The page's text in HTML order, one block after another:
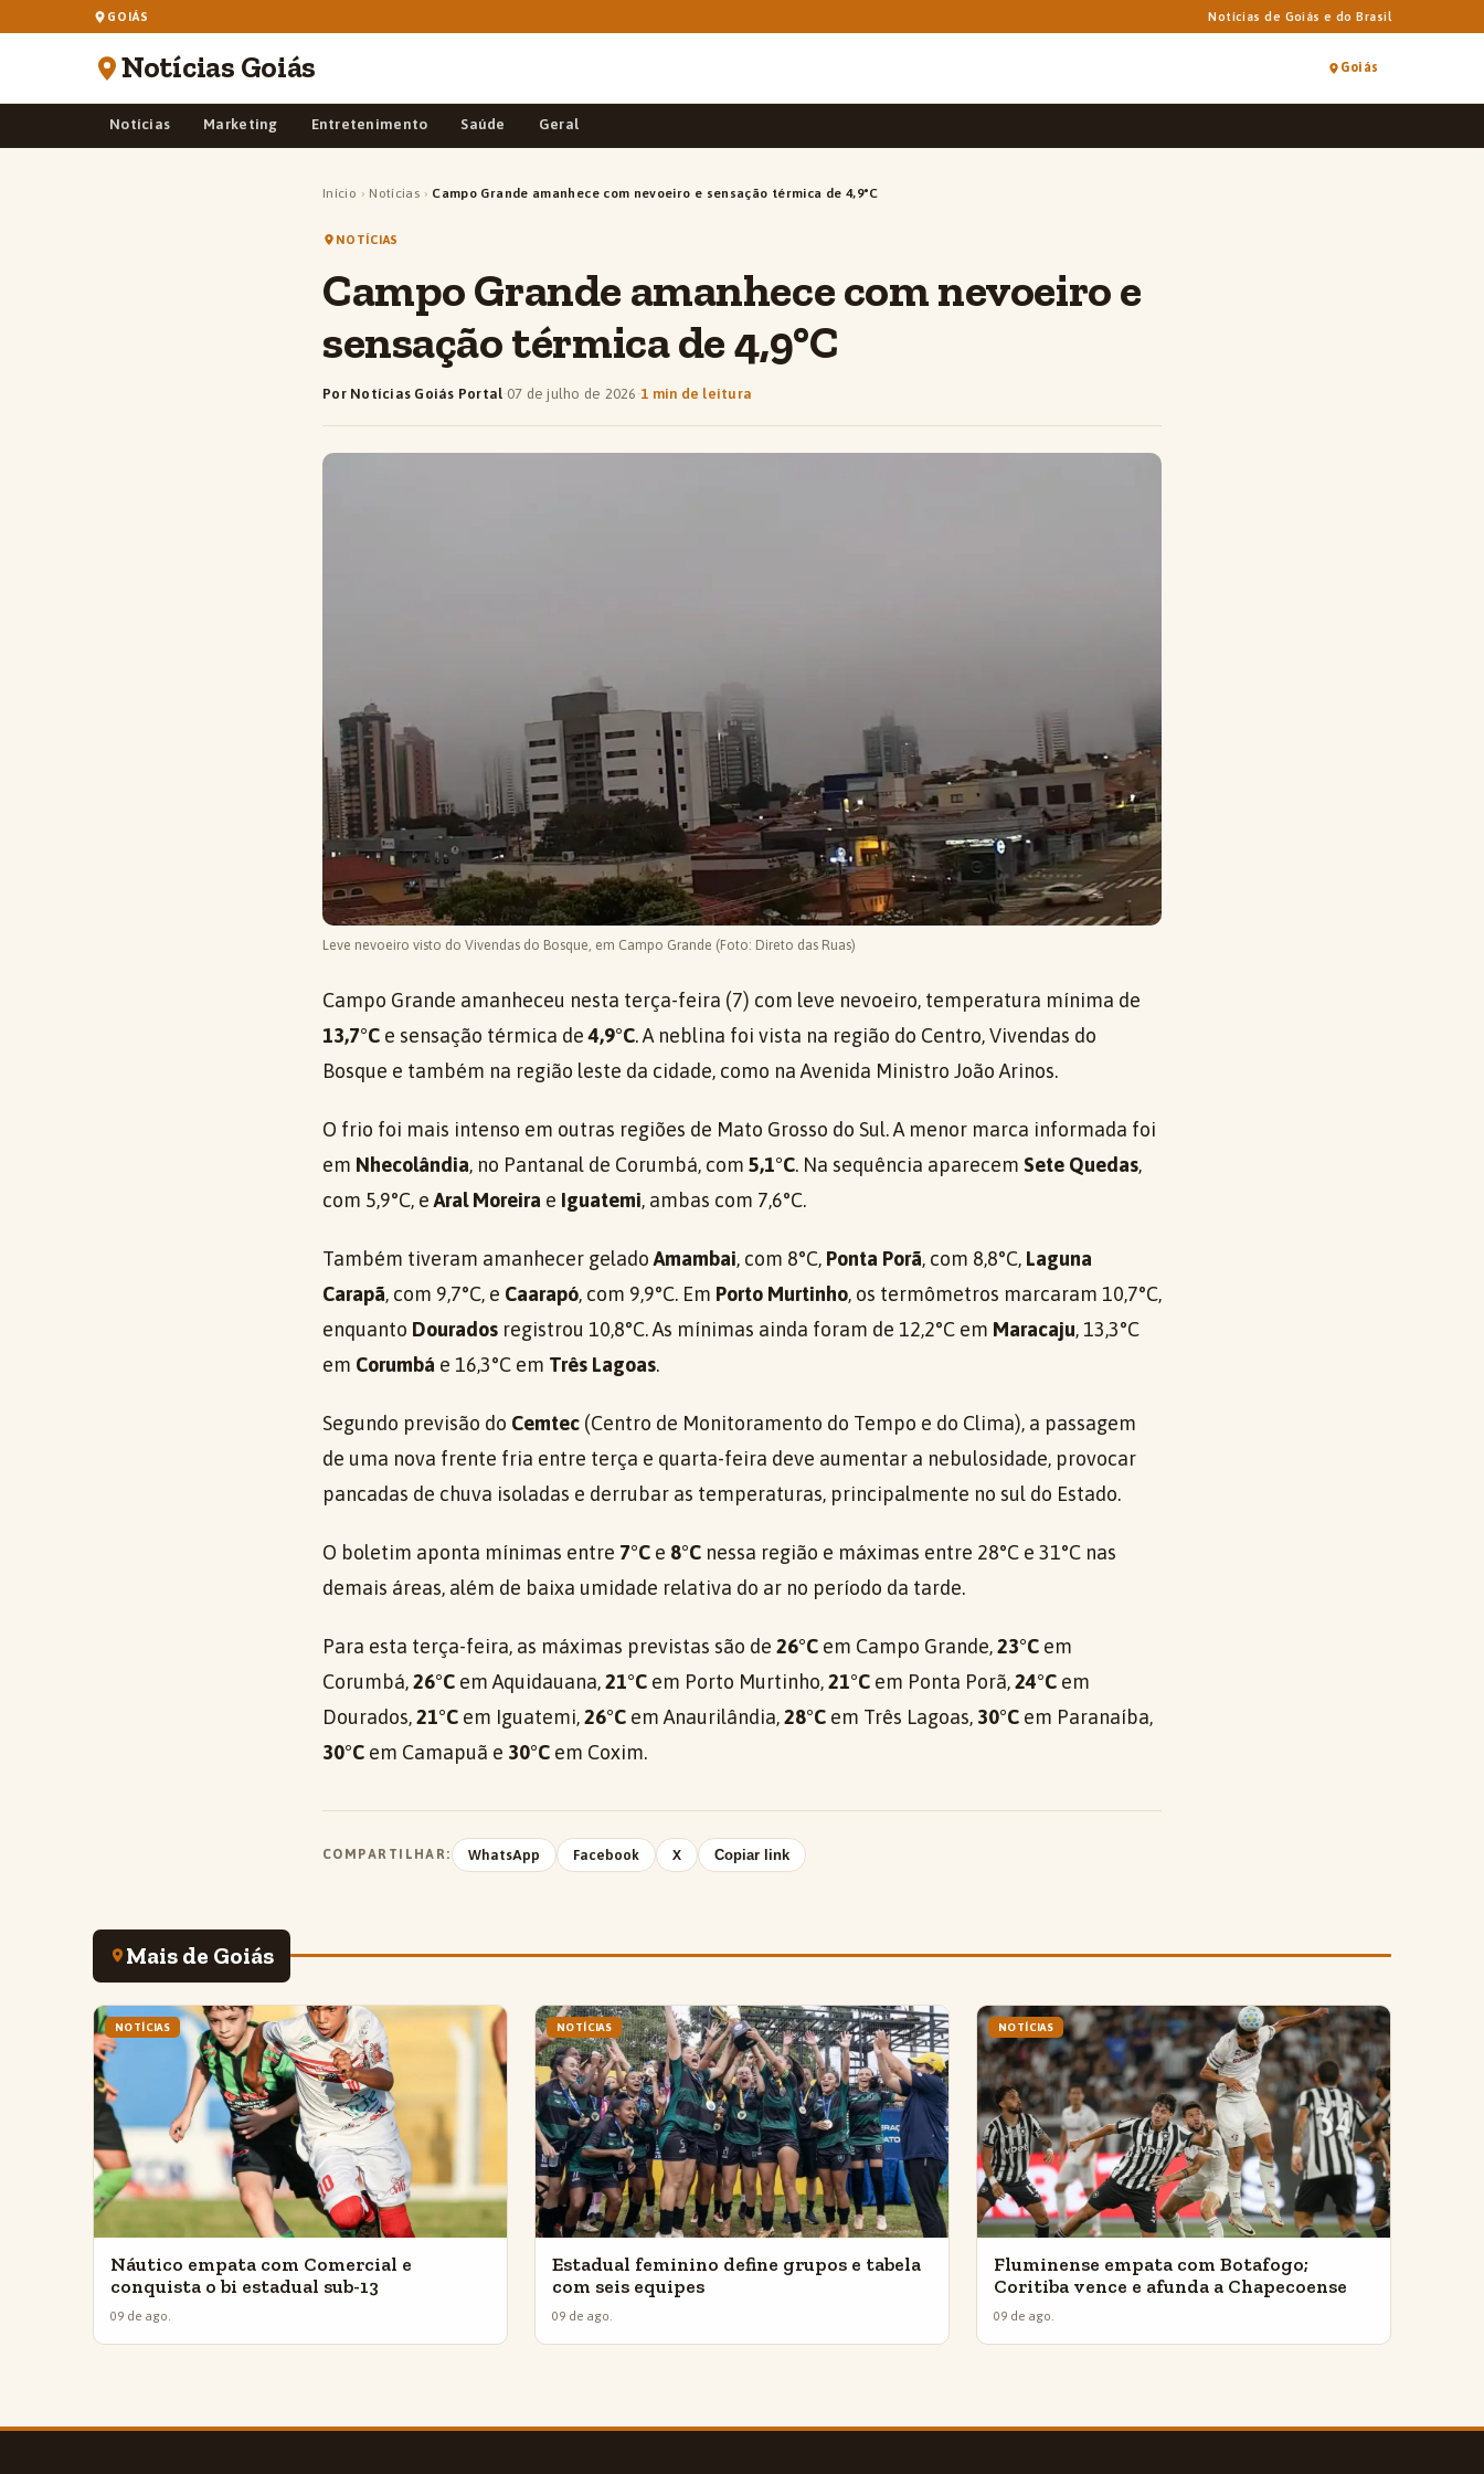
GOIÁS Notícias de Goiás e do Brasil
Notícias Goiás Goiás
Notícias Marketing Entretenimento Saúde Geral
Início › Notícias › Campo Grande amanhece com nevoeiro e sensação térmica de 4,9°C
NOTÍCIAS
Campo Grande amanhece com nevoeiro e
sensação térmica de 4,9°C
Por Notícias Goiás Portal·07 de julho de 2026 ·1 min de leitura
Leve nevoeiro visto do Vivendas do Bosque, em Campo Grande (Foto: Direto das Ruas)
Campo Grande amanheceu nesta terça-feira (7) com leve nevoeiro, temperatura mínima de
13,7°C e sensação térmica de4,9°C. A neblina foi vista na região do Centro, Vivendas do
Bosque e também na região leste da cidade, como na Avenida Ministro João Arinos.
O frio foi mais intenso em outras regiões de Mato Grosso do Sul. A menor marca informada foi
em Nhecolândia, no Pantanal de Corumbá, com 5,1°C. Na sequência aparecem Sete Quedas,
com 5,9°C, eAral Moreira e Iguatemi, ambas com 7,6°C.
Também tiveram amanhecer geladoAmambai, com 8°C, Ponta Porã, com 8,8°C, Laguna
Carapã, com 9,7°C, e Caarapó, com 9,9°C. Em Porto Murtinho, os termômetros marcaram 10,7°C,
enquanto Dourados registrou 10,8°C. As mínimas ainda foram de 12,2°C em Maracaju, 13,3°C
em Corumbá e 16,3°C em Três Lagoas.
Segundo previsão do Cemtec (Centro de Monitoramento do Tempo e do Clima), a passagem
de uma nova frente fria entre terça e quarta-feira deve aumentar a nebulosidade, provocar
pancadas de chuva isoladas e derrubar as temperaturas, principalmente no sul do Estado.
O boletim aponta mínimas entre 7°C e 8°C nessa região e máximas entre 28°C e 31°C nas
demais áreas, além de baixa umidade relativa do ar no período da tarde.
Para esta terça-feira, as máximas previstas são de 26°C em Campo Grande,23°C em
Corumbá,26°C em Aquidauana,21°C em Porto Murtinho,21°C em Ponta Porã,24°C em
Dourados,21°C em Iguatemi,26°C em Anaurilândia,28°C em Três Lagoas, 30°C em Paranaíba,
30°C em Camapuã e 30°C em Coxim.
COMPARTILHAR: WhatsApp Facebook X Copiar link
Mais de Goiás
NOTÍCIAS
Náutico empata com Comercial e
conquista o bi estadual sub-13
09 de ago.
NOTÍCIAS
Estadual feminino define grupos e tabela
com seis equipes
09 de ago.
NOTÍCIAS
Fluminense empata com Botafogo;
Coritiba vence e afunda a Chapecoense
09 de ago.